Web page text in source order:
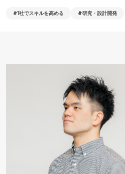
1社でスキルを高める 研究・設計開発